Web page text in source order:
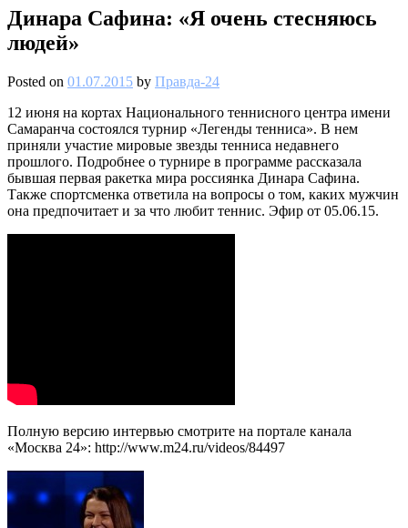
Динара Сафина: «Я очень стесняюсь
людей»
Posted on 01.07.2015 by Правда-24
12 июня на кортах Национального теннисного центра имени
Самаранча состоялся турнир «Легенды тенниса». В нем
приняли участие мировые звезды тенниса недавнего
прошлого. Подробнее о турнире в программе рассказала
бывшая первая ракетка мира россиянка Динара Сафина.
Также спортсменка ответила на вопросы о том, каких мужчин
она предпочитает и за что любит теннис. Эфир от 05.06.15.
Полную версию интервью смотрите на портале канала
«Москва 24»: http://www.m24.ru/videos/84497